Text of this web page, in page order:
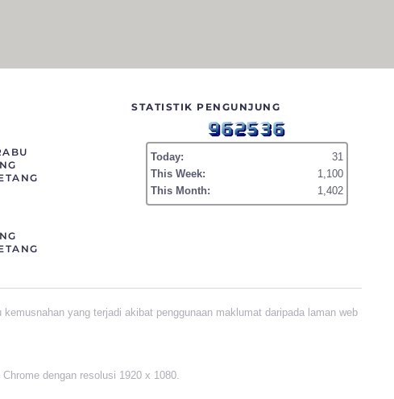
STATISTIK PENGUNJUNG
Today:
31
This Week:
1,100
This Month:
1,402
yang terjadi akibat penggunaan maklumat daripada laman web
dengan resolusi 1920 x 1080.